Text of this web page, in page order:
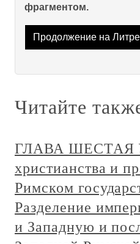
фрагментом.
Продолжение на
Читайте
ГЛАВА ШЕСТАЯ
христианства и
Римском
Разделение
и Западную и